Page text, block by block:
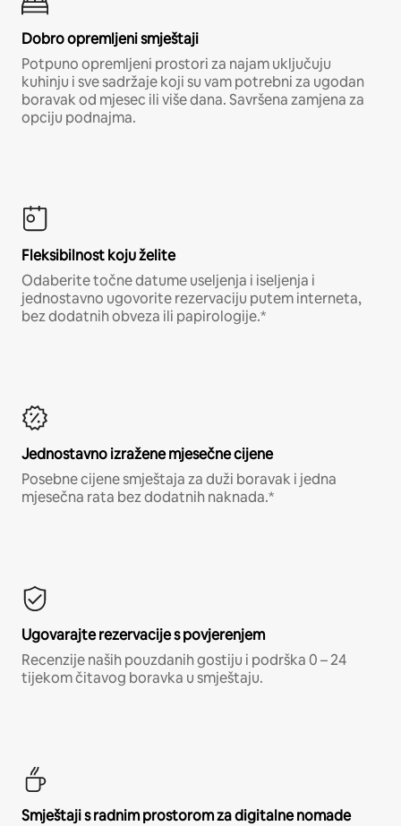
Dobro opremljeni smještaji
Potpuno opremljeni prostori za najam uključuju
kuhinju i sve sadržaje koji su vam potrebni za ugodan
boravak od mjesec ili više dana. Savršena zamjena za
opciju podnajma.
Fleksibilnost koju želite
Odaberite točne datume useljenja i iseljenja i
jednostavno ugovorite rezervaciju putem interneta,
bez dodatnih obveza ili papirologije.*
Jednostavno izražene mjesečne cijene
Posebne cijene smještaja za duži boravak i jedna
mjesečna rata bez dodatnih naknada.*
Ugovarajte rezervacije s povjerenjem
Recenzije naših pouzdanih gostiju i podrška 0 – 24
tijekom čitavog boravka u smještaju.
Smještaji s radnim prostorom za digitalne nomade